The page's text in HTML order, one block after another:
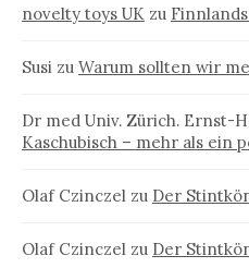
novelty toys UK zu
Susi zu Warum sollten wir
Dr med Univ. Zürich. Ernst-
Kaschubisch – mehr als ein
Olaf Czinczel zu Der
Olaf Czinczel zu Der